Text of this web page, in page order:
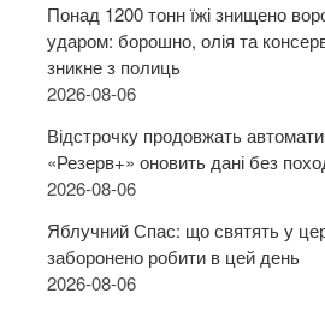
Понад 1200 тонн їжі знищено
ударом: борошно, олія та
зникне з полиць
2026-08-06
Відстрочку продовжать
«Резерв+» оновить дані без
2026-08-06
Яблучний Спас: що святять у
заборонено робити в цей день
2026-08-06